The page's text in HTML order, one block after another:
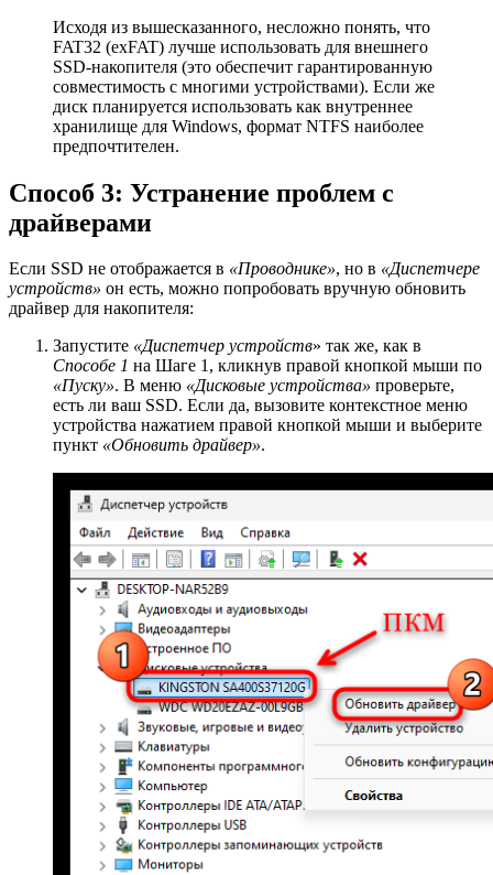
Исходя из вышесказанного, несложно понять, что
FAT32 (exFAT) лучше использовать для внешнего
SSD-накопителя (это обеспечит гарантированную
совместимость с многими устройствами). Если же
диск планируется использовать как внутреннее
хранилище для Windows, формат NTFS наиболее
предпочтителен.
Способ 3: Устранение проблем с
драйверами
Если SSD не отображается в «Проводнике», но в «Диспетчере
устройств» он есть, можно попробовать вручную обновить
драйвер для накопителя:
Запустите «Диспетчер устройств» так же, как в
Способе 1 на Шаге 1, кликнув правой кнопкой мыши по
«Пуску». В меню «Дисковые устройства» проверьте,
есть ли ваш SSD. Если да, вызовите контекстное меню
устройства нажатием правой кнопкой мыши и выберите
пункт «Обновить драйвер».